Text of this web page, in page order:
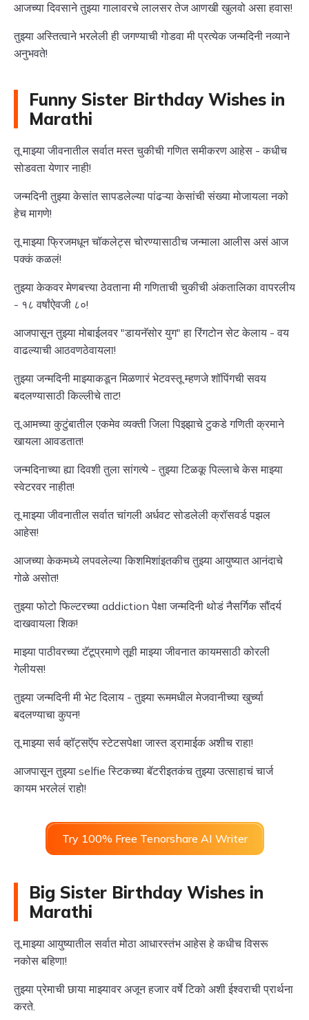
आजच्या दिवसाने तुझ्या गालावरचे लालसर तेज आणखी खुलवो असा हवास!
तुझ्या अस्तित्वाने भरलेली ही जगण्याची गोडवा मी प्रत्येक जन्मदिनी नव्याने
अनुभवते!
Funny Sister Birthday Wishes in
Marathi
तू माझ्या जीवनातील सर्वात मस्त चुकीची गणित समीकरण आहेस - कधीच
सोडवता येणार नाही!
जन्मदिनी तुझ्या केसांत सापडलेल्या पांढऱ्या केसांची संख्या मोजायला नको
हेच मागणे!
तू माझ्या फ्रिजमधून चॉकलेट्स चोरण्यासाठीच जन्माला आलीस असं आज
पक्कं कळलं!
तुझ्या केकवर मेणबत्त्या ठेवताना मी गणिताची चुकीची अंकतालिका वापरलीय
- १८ वर्षांऐवजी ८०!
आजपासून तुझ्या मोबाईलवर "डायनॅसोर युग" हा रिंगटोन सेट केलाय - वय
वाढल्याची आठवणठेवायला!
तुझ्या जन्मदिनी माझ्याकडून मिळणारं भेटवस्तू म्हणजे शॉपिंगची सवय
बदलण्यासाठी किल्लीचे ताट!
तू आमच्या कुटुंबातील एकमेव व्यक्ती जिला पिझ्झाचे टुकडे गणिती क्रमाने
खायला आवडतात!
जन्मदिनाच्या ह्या दिवशी तुला सांगत्ये - तुझ्या टिळकू पिल्लाचे केस माझ्या
स्वेटरवर नाहीत!
तू माझ्या जीवनातील सर्वात चांगली अर्धवट सोडलेली क्रॉसवर्ड पझल
आहेस!
आजच्या केकमध्ये लपवलेल्या किशमिशांइतकीच तुझ्या आयुष्यात आनंदाचे
गोळे असोत!
तुझ्या फोटो फिल्टरच्या addiction पेक्षा जन्मदिनी थोडं नैसर्गिक सौंदर्य
दाखवायला शिक!
माझ्या पाठीवरच्या टॅटूप्रमाणे तूही माझ्या जीवनात कायमसाठी कोरली
गेलीयस!
तुझ्या जन्मदिनी मी भेट दिलाय - तुझ्या रूममधील मेजवानीच्या खुर्च्या
बदलण्याचा कुपन!
तू माझ्या सर्व व्हॉट्सऍप स्टेटसपेक्षा जास्त ड्रामाईक अशीच राहा!
आजपासून तुझ्या selfie स्टिकच्या बॅटरीइतकंच तुझ्या उत्साहाचं चार्ज
कायम भरलेलं राहो!
Try 100% Free Tenorshare AI Writer
Big Sister Birthday Wishes in
Marathi
तू माझ्या आयुष्यातील सर्वात मोठा आधारस्तंभ आहेस हे कधीच विसरू
नकोस बहिणा!
तुझ्या प्रेमाची छाया माझ्यावर अजून हजार वर्षे टिको अशी ईश्वराची प्रार्थना
करते.